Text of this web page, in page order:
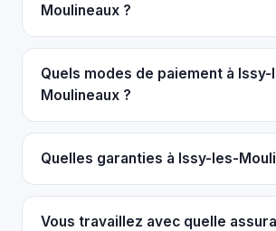
Moulineaux ?
Quels modes de paiement à Issy-
Moulineaux ?
Quelles garanties à Issy-les-
Vous travaillez avec quelle